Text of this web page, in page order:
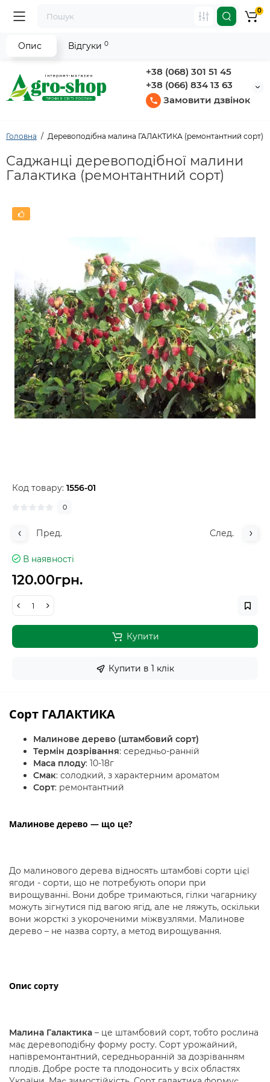
+38 (068) 301 51 45
+38 (066) 834 13 63
Замовити дзвінок
0
Головна Деревоподібна малина ГАЛАКТИКА (ремонтантний сорт)
Саджанці деревоподібної малини
Галактика (ремонтантний сорт)
Код товару: 1556-01
0
Пред. След.
В наявності
120.00грн.
Купити
Купити в 1 клiк
Опис Відгуки 0
Сорт ГАЛАКТИКА
Малинове дерево (штамбовий сорт)
Термін дозрівання: середньо-ранній
Маса плоду: 10-18г
Смак: солодкий, з характерним ароматом
Сорт: ремонтантний
Малинове дерево — що це?
До малинового дерева відносять штамбові сорти цієї
ягоди - сорти, що не потребують опори при
вирощуванні. Вони добре тримаються, гілки чагарнику
можуть зігнутися під вагою ягід, але не ляжуть, оскільки
вони жорсткі з укороченими міжвузлями. Малинове
дерево – не назва сорту, а метод вирощування.
Опис сорту
Малина Галактика – це штамбовий сорт, тобто рослина
має деревоподібну форму росту. Сорт урожайний,
напівремонтантний, середньоранній за дозріванням
плодів. Добре росте та плодоносить у всіх областях